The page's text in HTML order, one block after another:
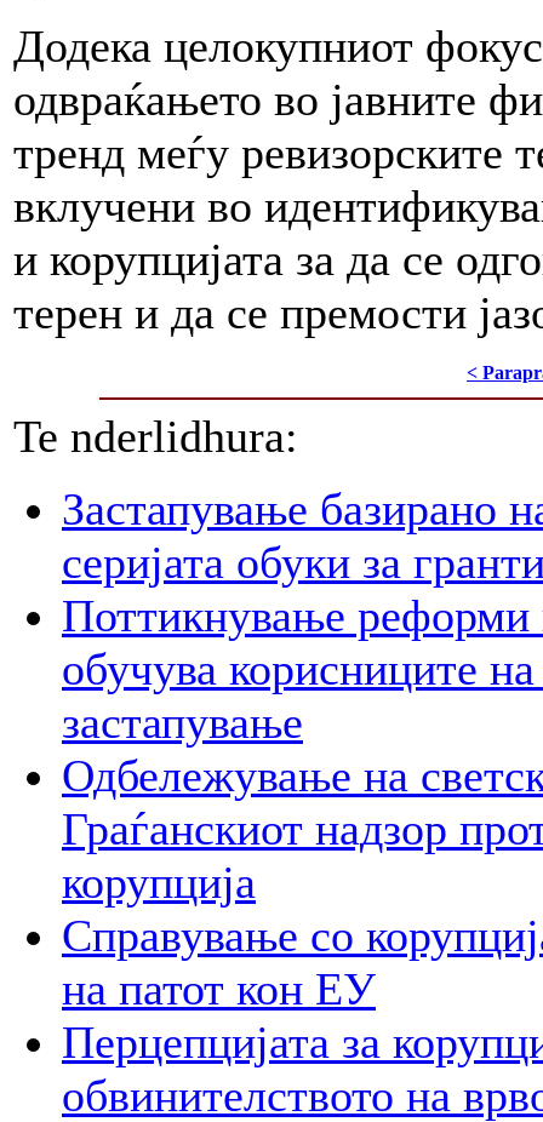
Додека целокупниот
одвраќањето во јавните
тренд меѓу ревизорските
вклучени во
и корупцијата за да се
терен и да се премости
<
Te nderlidhura:
Застапување базирано
серијата обуки за
Поттикнување
обучува корисниците
застапување
Одбележување на
Граѓанскиот надзор
корупција
Справување со
на патот кон ЕУ
Перцепцијата за
обвинителството на